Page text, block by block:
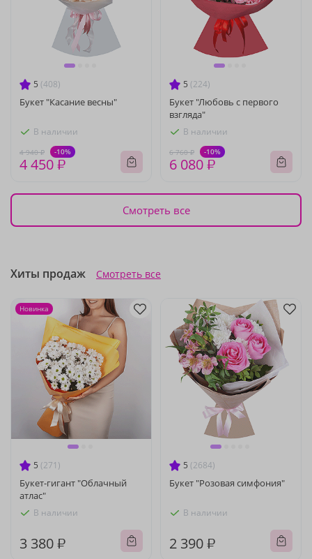
5 (408)
Букет "Касание весны"
В наличии
4 940 ₽ -10%
4 450 ₽
5 (224)
Букет "Любовь с первого
взгляда"
В наличии
6 760 ₽ -10%
6 080 ₽
Смотреть все
Хиты продаж Смотреть все
5 (271)
Букет-гигант "Облачный
атлас"
В наличии
3 380 ₽
Новинка
5 (2684)
Букет "Розовая симфония"
В наличии
2 390 ₽